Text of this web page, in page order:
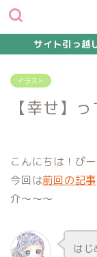
サイト引っ越
イラスト
【幸せ】
こんにちは！ぴ
今回は前回の記事
介～～～
はじ